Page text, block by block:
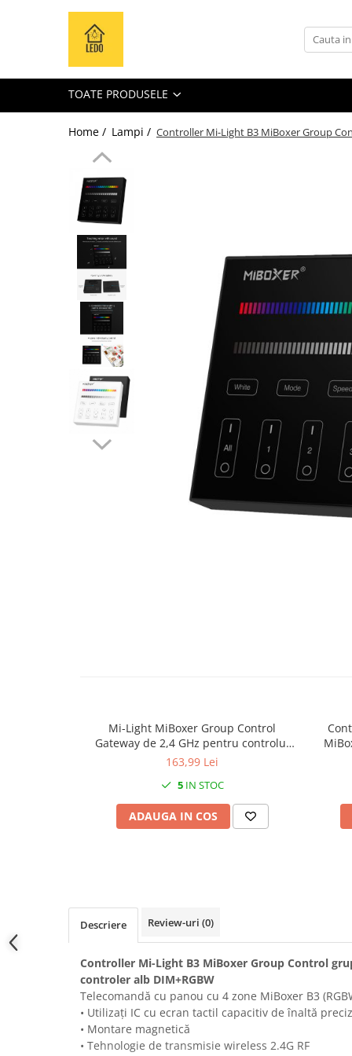
Toate Produsele
Tuburi LED
Tablouri electrice
Tablouri metalice
Dulapuri metalice
Tablouri din plastic
Tablouri organizare de santier
Accesorii tablouri electrice
Aparataj tablouri electrice
Sigurante automate
Sigurante fuzibile
Contactoare si relee
Intrerupatoare pentru tablouri
Alte aparataje
Prelungitoare industriale
Doze din plastic
Doze aluminiu
Doze incastrate
Prize si fise trifazice
Trasee electrice
Canal cablu plastic PVC
TOATE PRODUSELE
Home / Lampi / Controller Mi-Light B3 MiBoxer Group
Mi-Light MiBoxer Group Control
Gateway de 2,4 GHz pentru controlul
zonei Smartlife gateway WL-Box2
163,99 Lei
5IN STOC
ADAUGA IN COS
Descriere Review-uri (0)
Controller Mi-Light B3 MiBoxer Group Control
controler alb DIM+RGBW
Telecomandă cu panou cu 4 zone MiBoxer B3
• Utilizați IC cu ecran tactil capacitiv de înaltă
• Montare magnetică
• Tehnologie de transmisie wireless 2.4G RF